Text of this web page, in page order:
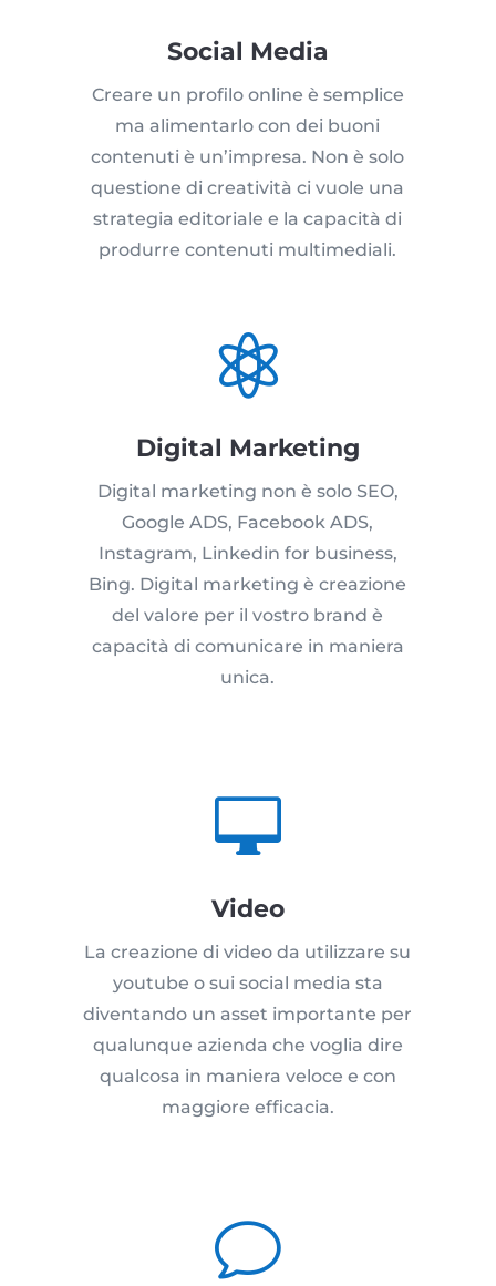
Social Media
Creare un profilo online è semplice
ma alimentarlo con dei buoni
contenuti è un’impresa. Non è solo
questione di creatività ci vuole una
strategia editoriale e la capacità di
produrre contenuti multimediali.

Digital Marketing
Digital marketing non è solo SEO,
Google ADS, Facebook ADS,
Instagram, Linkedin for business,
Bing. Digital marketing è creazione
del valore per il vostro brand è
capacità di comunicare in maniera
unica.

Video
La creazione di video da utilizzare su
youtube o sui social media sta
diventando un asset importante per
qualunque azienda che voglia dire
qualcosa in maniera veloce e con
maggiore efficacia.
v